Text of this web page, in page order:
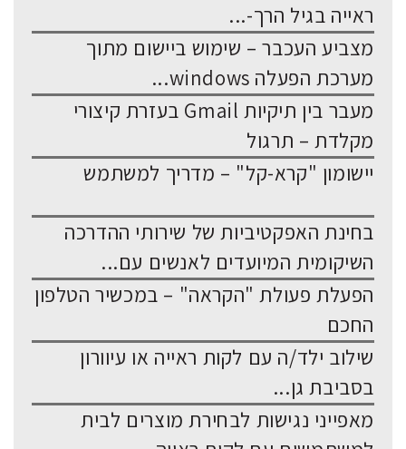
ראייה בגיל הרך-...
מצביע העכבר – שימוש ביישום מתוך
מערכת הפעלה windows...
מעבר בין תיקיות Gmail בעזרת קיצורי
מקלדת – תרגול
יישומון "קרא-קל" – מדריך למשתמש
בחינת האפקטיביות של שירותי ההדרכה
השיקומית המיועדים לאנשים עם...
הפעלת פעולת "הקראה" – במכשיר הטלפון
החכם
שילוב ילד/ה עם לקות ראייה או עיוורון
בסביבת גן...
מאפייני נגישות לבחירת מוצרים לבית